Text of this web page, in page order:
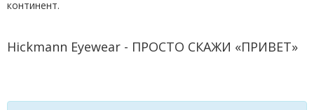
континент.
Hickmann Eyewear - ПРОСТО СКАЖИ «ПРИВЕТ»